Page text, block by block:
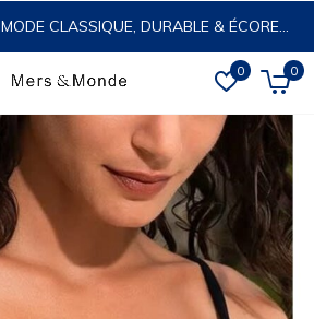
0 0
CLASSIQUE, DURABLE & ÉCORESPONSABLE